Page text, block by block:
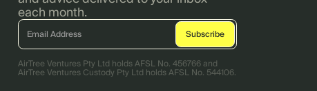
each month.
AirTree Ventures Pty Ltd holds AFSL No. 456766 and
AirTree Ventures Custody Pty Ltd holds AFSL No. 544106.